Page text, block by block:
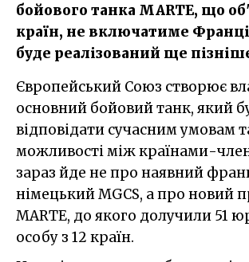
бойового танка MARTE, що
країн, не включатиме
буде реалізований ще
Європейський Союз створює власний
основний бойовий танк, який
відповідати сучасним умовам
можливості між країнами-
зараз йде не про наявний
німецький MGCS, а про новий
MARTE, до якого долучили 51
особу з 12 країн.